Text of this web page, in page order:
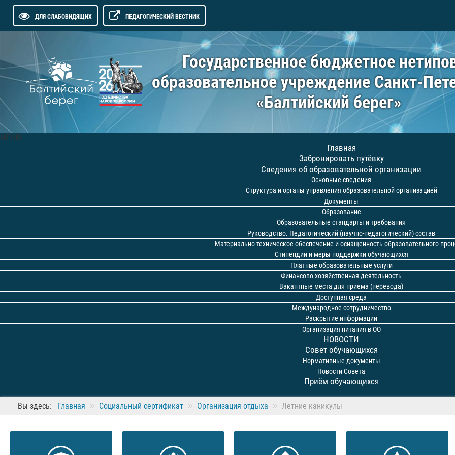
ДЛЯ СЛАБОВИДЯЩИХ ПЕДАГОГИЧЕСКИЙ ВЕСТНИК
Государственное бюджетное
образовательное учреждение Санкт-
«Балтийский берег»
МЕНЮ
Главная
Забронировать путёвку
Сведения об образовательной организации
Основные сведения
Структура и органы управления образовательной организацией
Документы
Образование
Образовательные стандарты и требования
Руководство. Педагогический (научно-педагогический) состав
Материально-техническое обеспечение и оснащенность образовательного
Стипендии и меры поддержки обучающихся
Платные образовательные услуги
Финансово-хозяйственная деятельность
Вакантные места для приема (перевода)
Доступная среда
Международное сотрудничество
Раскрытие информации
Организация питания в ОО
НОВОСТИ
Совет обучающихся
Нормативные документы
Новости Совета
Приём обучающихся
Вы здесь: Главная Социальный сертификат Организация отдыха Летние каникулы